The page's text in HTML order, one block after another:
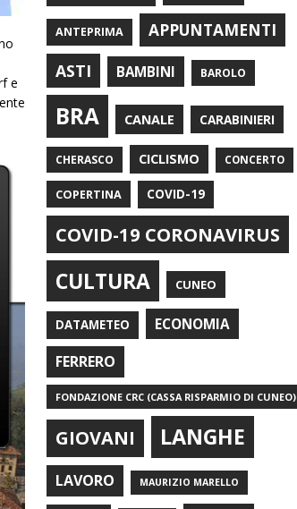
e
ANTEPRIMA
APPUNTAMENTI
ASTI
BAMBINI BAROLO
BRA CANALE CARABINIERI
CHERASCO CICLISMO CONCERTO
COPERTINA COVID-19
COVID-19 CORONAVIRUS
CULTURA CUNEO
DATAMETEO ECONOMIA
FERRERO
FONDAZIONE CRC (CASSA RISPARMIO DI CUNEO)
GIOVANI LANGHE
LAVORO MAURIZIO MARELLO